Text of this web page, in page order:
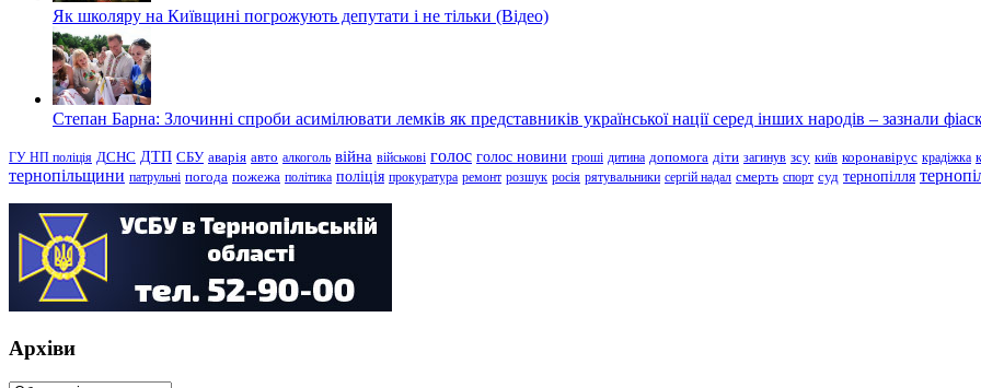
Як школяру на Київщині погрожують депутати і не тільки (Відео)
Степан Барна: Злочинні спроби асимілювати лемків як представників української нації серед інших народів – зазнали
ГУ НП поліція ДСНС ДТП СБУ аварія авто алкоголь війна військові голос голос новини гроші дитина допомога діти загинув зсу київ коронавірус крадіжка
тернопільщини патрульні погода пожежа політика поліція прокуратура ремонт розшук росія рятувальники сергій надал смерть спорт суд тернопілля
Архіви